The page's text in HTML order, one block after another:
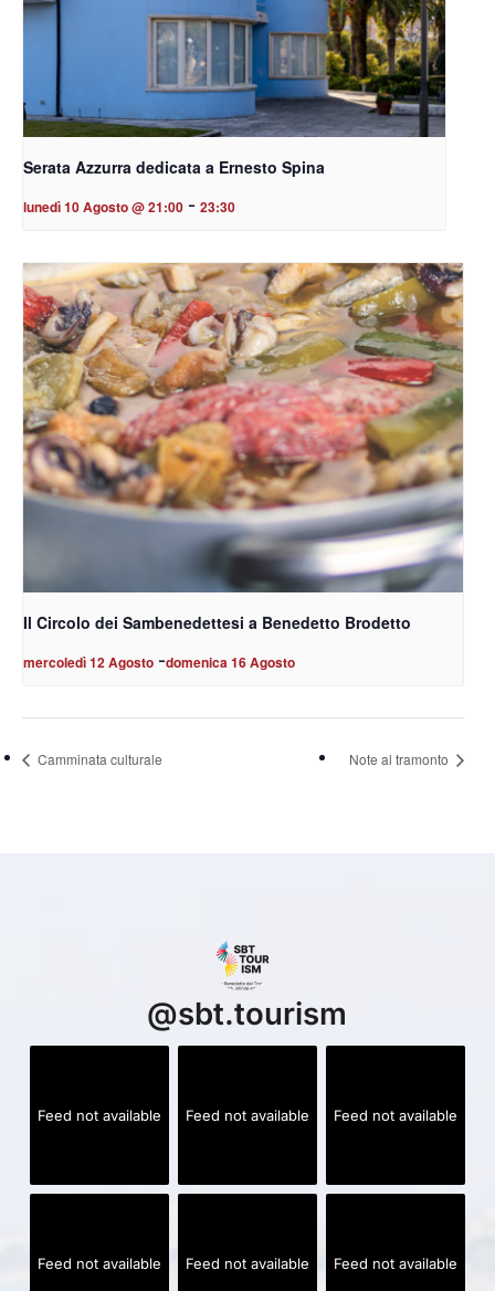
Serata Azzurra dedicata a Ernesto Spina
lunedì 10 Agosto @ 21:00 - 23:30
Il Circolo dei Sambenedettesi a Benedetto Brodetto
mercoledì 12 Agosto -domenica 16 Agosto
Camminata culturale Note al tramonto
@sbt.tourism
Feed not available Feed not available Feed not available
Feed not available Feed not available Feed not available